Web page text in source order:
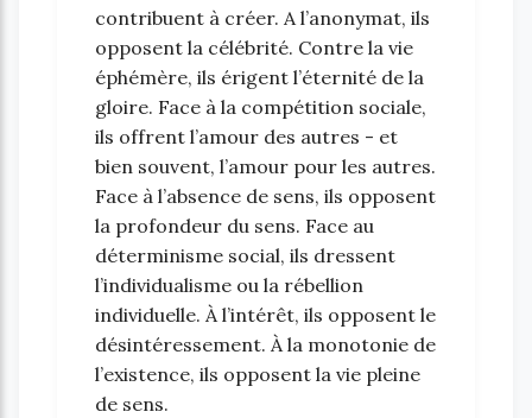
contribuent à créer. A l’anonymat, ils
opposent la célébrité. Contre la vie
éphémère, ils érigent l’éternité de la
gloire. Face à la compétition sociale,
ils offrent l’amour des autres - et
bien souvent, l’amour pour les autres.
Face à l’absence de sens, ils opposent
la profondeur du sens. Face au
déterminisme social, ils dressent
l’individualisme ou la rébellion
individuelle. À l’intérêt, ils opposent le
désintéressement. À la monotonie de
l’existence, ils opposent la vie pleine
de sens.